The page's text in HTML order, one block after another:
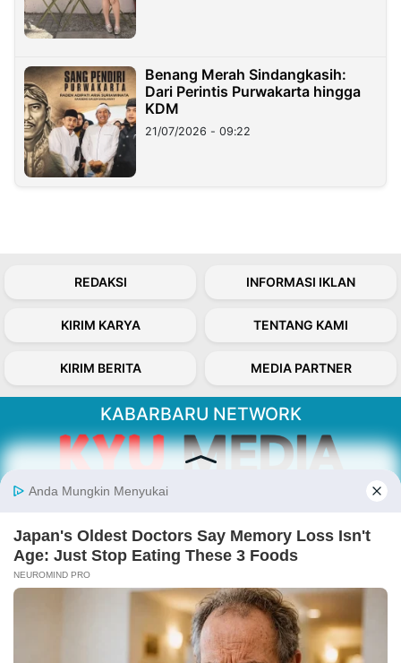
Benang Merah Sindangkasih:
Dari Perintis Purwakarta hingga
KDM
21/07/2026 - 09:22
REDAKSI INFORMASI IKLAN
KIRIM KARYA TENTANG KAMI
KIRIM BERITA MEDIA PARTNER
KABARBARU NETWORK
Kabarbaru.co menyajikan berita aktual dan
inspiratif dari sudut pandang berbaik sangka
Follow Kabarbaru